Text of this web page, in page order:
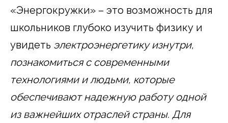
«Энергокружки» – это возможность для
школьников глубоко изучить физику и
увидеть электроэнергетику изнутри,
познакомиться с современными
технологиями и людьми, которые
обеспечивают надежную работу одной
из важнейших отраслей страны. Для